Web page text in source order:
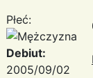
Płeć:
Debiut:
2005/09/02